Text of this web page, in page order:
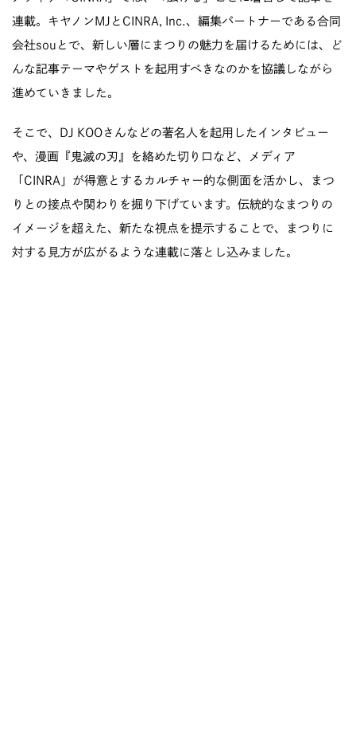
連載。キヤノンMJとCINRA, Inc.、編集パートナーである合同
会社souとで、新しい層にまつりの魅力を届けるためには、ど
んな記事テーマやゲストを起用すべきなのかを協議しながら
進めていきました。
そこで、DJ KOOさんなどの著名人を起用したインタビュー
や、漫画『鬼滅の刃』を絡めた切り口など、メディア
「CINRA」が得意とするカルチャー的な側面を活かし、まつ
りとの接点や関わりを掘り下げています。伝統的なまつりの
イメージを超えた、新たな視点を提示することで、まつりに
対する見方が広がるような連載に落とし込みました。